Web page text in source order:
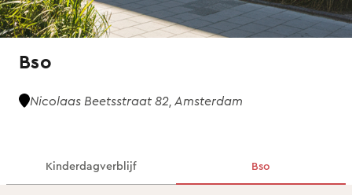
Bso
Nicolaas Beetsstraat 82, Amsterdam
Kinderdagverblijf Bso